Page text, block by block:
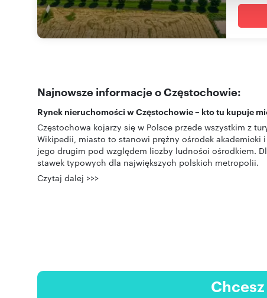
Najnowsze informacje o Częstochowie:
Rynek nieruchomości w Częstochowie – kto tu kupuje
Częstochowa kojarzy się w Polsce przede wszystkim z
Wikipedii, miasto to stanowi prężny ośrodek
jego drugim pod względem liczby ludności ośrodkiem.
stawek typowych dla największych polskich metropolii.
Czytaj dalej >>>